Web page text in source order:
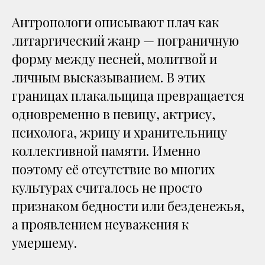
Антропологи описывают плач как
литаргический жанр — пограничную
форму между песней, молитвой и
личным высказыванием. В этих
границах плакальщица превращается
одновременно в певицу, актрису,
психолога, жрицу и хранительницу
коллективной памяти. Именно
поэтому её отсутствие во многих
культурах считалось не просто
признаком бедности или безденежья,
а проявлением неуважения к
умершему.